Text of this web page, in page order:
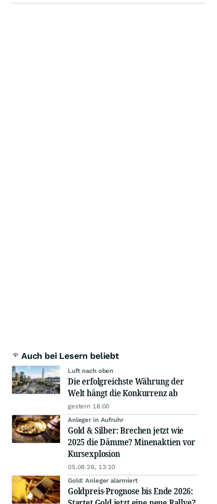
Auch bei Lesern beliebt
Luft nach oben
Die erfolgreichste Währung der
Welt hängt die Konkurrenz ab
gestern 18:00
Anleger in Aufruhr
Gold & Silber: Brechen jetzt wie
2025 die Dämme? Minenaktien vor
Kursexplosion
05.08.26, 13:30
Gold: Anleger alarmiert
Goldpreis-Prognose bis Ende 2026: